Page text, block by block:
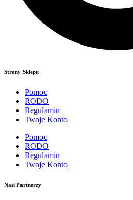
Strony Sklepu
Pomoc
RODO
Regulamin
Twoje Konto
Pomoc
RODO
Regulamin
Twoje Konto
Nasi Partnerzy